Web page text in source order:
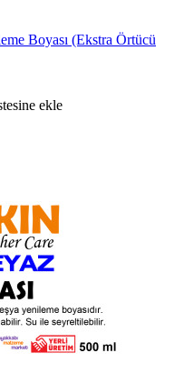
Boyası (Ekstra Örtücü
ekle